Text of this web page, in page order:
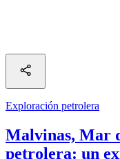
Exploración petrolera
Malvinas, Mar
petrolera: un